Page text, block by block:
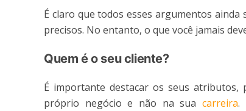
É claro que todos esses argumentos
precisos. No entanto, o que você jamais
Quem é o seu cliente?
É importante destacar os seus
próprio negócio e não na sua carreira.